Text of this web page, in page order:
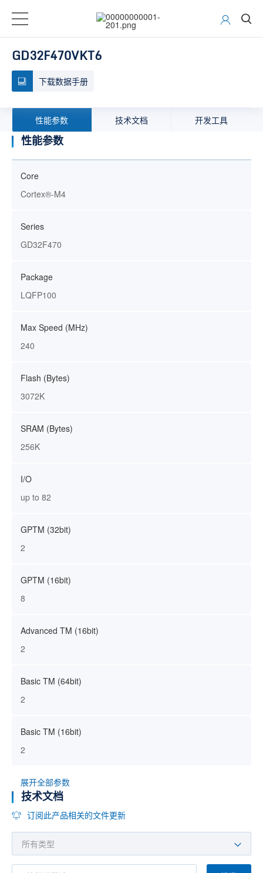
GD32F470VKT6
下载数据手册
性能参数 技术文档 开发工具
性能参数
Core
Cortex®-M4
Series
GD32F470
Package
LQFP100
Max Speed (MHz)
240
Flash (Bytes)
3072K
SRAM (Bytes)
256K
I/O
up to 82
GPTM (32bit)
2
GPTM (16bit)
8
Advanced TM (16bit)
2
Basic TM (64bit)
2
Basic TM (16bit)
2
展开全部参数
技术文档
订阅此产品相关的文件更新